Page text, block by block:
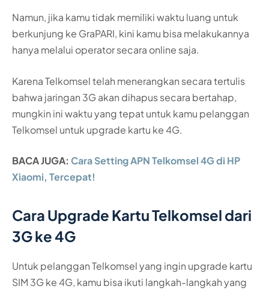
Namun, jika kamu tidak memiliki waktu luang untuk
berkunjung ke GraPARI, kini kamu bisa melakukannya
hanya melalui operator secara online saja.
Karena Telkomsel telah menerangkan secara tertulis
bahwa jaringan 3G akan dihapus secara bertahap,
mungkin ini waktu yang tepat untuk kamu pelanggan
Telkomsel untuk upgrade kartu ke 4G.
BACA JUGA: Cara Setting APN Telkomsel 4G di HP
Xiaomi, Tercepat!
Cara Upgrade Kartu Telkomsel dari
3G ke 4G
Untuk pelanggan Telkomsel yang ingin upgrade kartu
SIM 3G ke 4G, kamu bisa ikuti langkah-langkah yang